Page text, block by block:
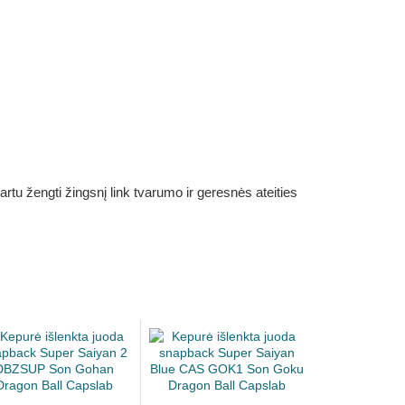
žengti žingsnį link tvarumo ir geresnės ateities